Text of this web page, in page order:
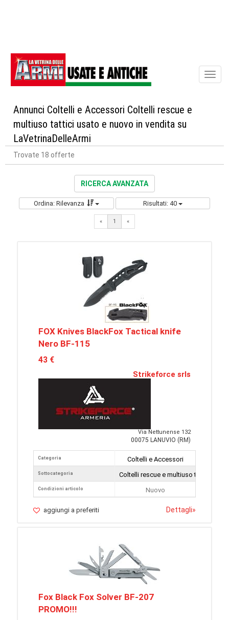
Annunci Coltelli e Accessori Coltelli rescue e
multiuso tattici usato e nuovo in vendita su
LaVetrinaDelleArmi
Trovate 18 offerte
RICERCA AVANZATA
Ordina: Rilevanza Risultati: 40
« 1 «
FOX Knives BlackFox Tactical knife
Nero BF-115
43 €
Strikeforce srls
Via Nettunense 132
00075 LANUVIO (RM)
Categoria
Sottocategoria
Condizioni articolo
Coltelli e Accessori
Coltelli rescue e multiuso tattici
Nuovo
aggiungi a preferiti Dettagli»
Fox Black Fox Solver BF-207
PROMO!!!